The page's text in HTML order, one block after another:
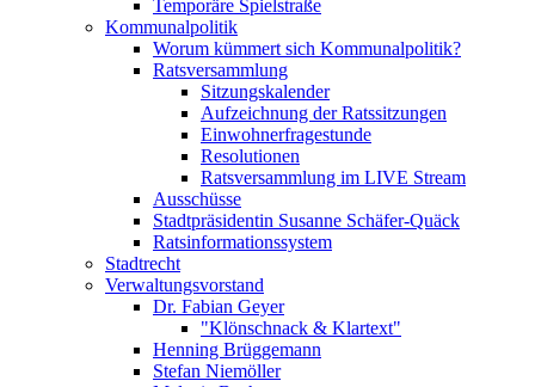
Temporäre Spielstraße
Kommunalpolitik
Worum kümmert sich Kommunalpolitik?
Ratsversammlung
Sitzungskalender
Aufzeichnung der Ratssitzungen
Einwohnerfragestunde
Resolutionen
Ratsversammlung im LIVE Stream
Ausschüsse
Stadtpräsidentin Susanne Schäfer-Quäck
Ratsinformationssystem
Stadtrecht
Verwaltungsvorstand
Dr. Fabian Geyer
"Klönschnack & Klartext"
Henning Brüggemann
Stefan Niemöller